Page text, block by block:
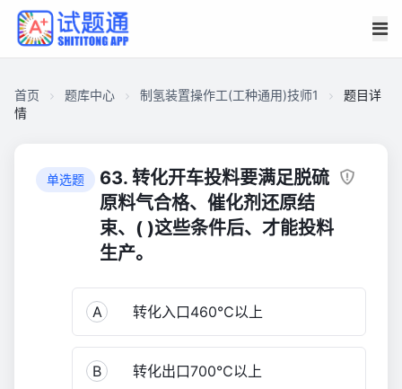
首页 题库中心 制氢装置操作工(工种通用)技师1
题目详
情
单选题
63. 转化开车投料要满足脱硫
原料气合格、催化剂还原结
束、( )这些条件后、才能投料
生产。
A 转化入口460℃以上
B 转化出口700℃以上